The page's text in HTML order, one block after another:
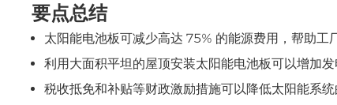
要点总结
太阳能电池板可减少高达 75% 的能源费用，帮助工
利用大面积平坦的屋顶安装太阳能电池板可以增加
税收抵免和补贴等财政激励措施可以降低太阳能系统